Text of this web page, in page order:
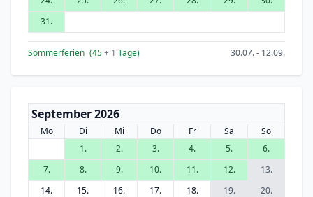
31.
Sommerferien (45+ 1 Tage) 30.07. - 12.09.
September 2026
Mo Di Mi Do Fr Sa
So
1.
2. 3. 4. 5.
6.
7.
8. 9. 10. 11. 12.
13.
14.
15. 16. 17. 18. 19.
20.